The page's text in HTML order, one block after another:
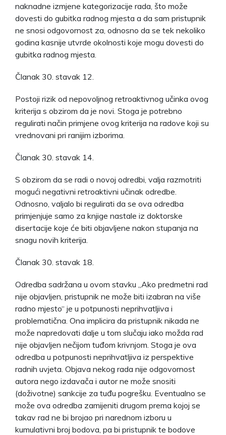
naknadne izmjene kategorizacije rada, što može
dovesti do gubitka radnog mjesta a da sam pristupnik
ne snosi odgovornost za, odnosno da se tek nekoliko
godina kasnije utvrde okolnosti koje mogu dovesti do
gubitka radnog mjesta.
Članak 30. stavak 12.
Postoji rizik od nepovoljnog retroaktivnog učinka ovog
kriterija s obzirom da je novi. Stoga je potrebno
regulirati način primjene ovog kriterija na radove koji su
vrednovani pri ranijim izborima.
Članak 30. stavak 14.
S obzirom da se radi o novoj odredbi, valja razmotriti
mogući negativni retroaktivni učinak odredbe.
Odnosno, valjalo bi regulirati da se ova odredba
primjenjuje samo za knjige nastale iz doktorske
disertacije koje će biti objavljene nakon stupanja na
snagu novih kriterija.
Članak 30. stavak 18.
Odredba sadržana u ovom stavku „Ako predmetni rad
nije objavljen, pristupnik ne može biti izabran na više
radno mjesto“ je u potpunosti neprihvatljiva i
problematična. Ona implicira da pristupnik nikada ne
može napredovati dalje u tom slučaju iako možda rad
nije objavljen nečijom tuđom krivnjom. Stoga je ova
odredba u potpunosti neprihvatljiva iz perspektive
radnih uvjeta. Objava nekog rada nije odgovornost
autora nego izdavača i autor ne može snositi
(doživotne) sankcije za tuđu pogrešku. Eventualno se
može ova odredba zamijeniti drugom prema kojoj se
takav rad ne bi brojao pri narednom izboru u
kumulativni broj bodova, pa bi pristupnik te bodove